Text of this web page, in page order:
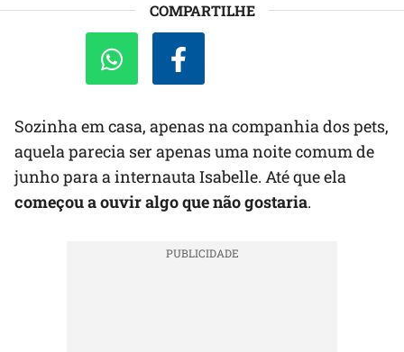
COMPARTILHE
Sozinha em casa, apenas na companhia dos pets,
aquela parecia ser apenas uma noite comum de
junho para a internauta Isabelle. Até que ela
começou a ouvir algo que não gostaria.